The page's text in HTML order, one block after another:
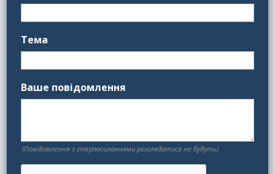
Тема
Ваше повідомлення
(Повідомлення з гіперпосиланнями розглядатися не будуть)